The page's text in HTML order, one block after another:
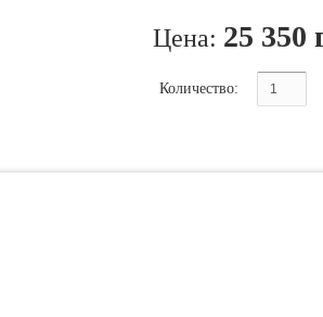
Цена: 25 350
Количество: